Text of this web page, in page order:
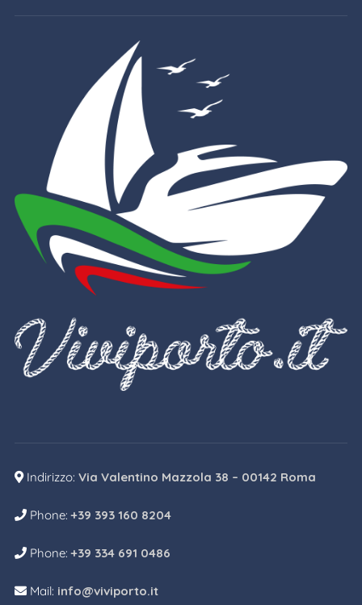
Indirizzo: Via Valentino Mazzola 38 – 00142 Roma
Phone:+39 393 160 8204
Phone:+39 334 691 0486
Mail: info@viviporto.it